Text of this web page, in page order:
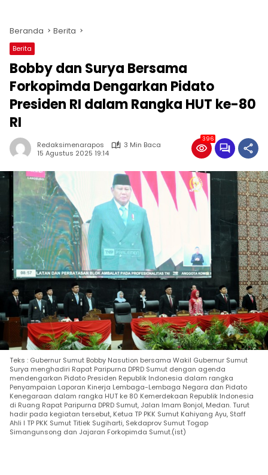
Beranda Berita
Berita
Bobby dan Surya Bersama
Forkopimda Dengarkan Pidato
Presiden RI dalam Rangka HUT ke-80
RI
Redaksimenarapos
3 Min Baca
15 Agustus 2025 19:14
396
Teks : Gubernur Sumut Bobby Nasution bersama Wakil Gubernur Sumut
Surya menghadiri Rapat Paripurna DPRD Sumut dengan agenda
mendengarkan Pidato Presiden Republik Indonesia dalam rangka
Penyampaian Laporan Kinerja Lembaga-Lembaga Negara dan Pidato
Kenegaraan dalam rangka HUT ke 80 Kemerdekaan Republik Indonesia
di Ruang Rapat Paripurna DPRD Sumut, Jalan Imam Bonjol, Medan. Turut
hadir pada kegiatan tersebut, Ketua TP PKK Sumut Kahiyang Ayu, Staff
Ahli I TP PKK Sumut Titiek Sugiharti, Sekdaprov Sumut Togap
Simangunsong dan Jajaran Forkopimda Sumut.(ist)